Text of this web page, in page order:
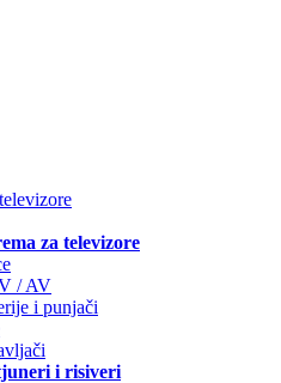
za televizore
/ AV
i punjači
i risiveri